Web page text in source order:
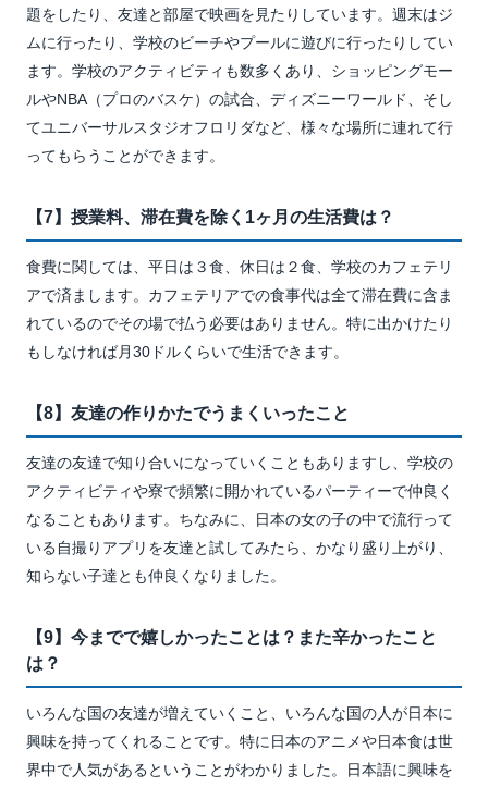
題をしたり、友達と部屋で映画を見たりしています。週末はジ
ムに行ったり、学校のビーチやプールに遊びに行ったりしてい
ます。学校のアクティビティも数多くあり、ショッピングモー
ルやNBA（プロのバスケ）の試合、ディズニーワールド、そし
てユニバーサルスタジオフロリダなど、様々な場所に連れて行
ってもらうことができます。
【7】授業料、滞在費を除く1ヶ月の生活費は？
食費に関しては、平日は３食、休日は２食、学校のカフェテリ
アで済まします。カフェテリアでの食事代は全て滞在費に含ま
れているのでその場で払う必要はありません。特に出かけたり
もしなければ月30ドルくらいで生活できます。
【8】友達の作りかたでうまくいったこと
友達の友達で知り合いになっていくこともありますし、学校の
アクティビティや寮で頻繁に開かれているパーティーで仲良く
なることもあります。ちなみに、日本の女の子の中で流行って
いる自撮りアプリを友達と試してみたら、かなり盛り上がり、
知らない子達とも仲良くなりました。
【9】今までで嬉しかったことは？また辛かったこと
は？
いろんな国の友達が増えていくこと、いろんな国の人が日本に
興味を持ってくれることです。特に日本のアニメや日本食は世
界中で人気があるということがわかりました。日本語に興味を